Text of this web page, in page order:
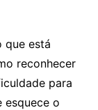
que está
reconhecer
para
esquece o